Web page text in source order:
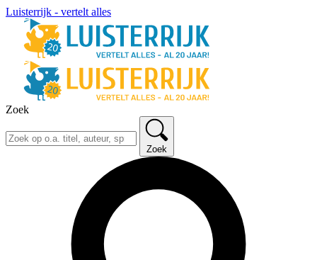
Luisterrijk - vertelt alles
Zoek
Zoek